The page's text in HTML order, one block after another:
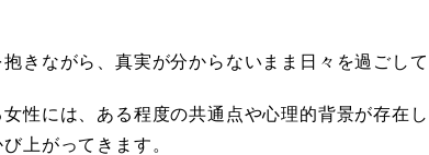
きながら、真実が分からないまま日々を過ごし
性には、ある程度の共通点や心理的背景が存在
上がってきます。